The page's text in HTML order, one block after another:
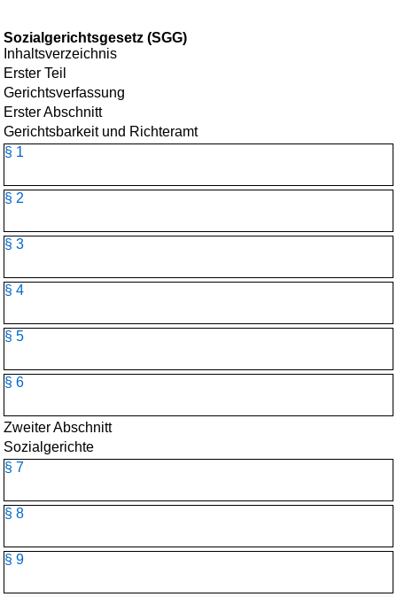
Sozialgerichtsgesetz (SGG)
Inhaltsverzeichnis
Erster Teil
Gerichtsverfassung
Erster Abschnitt
Gerichtsbarkeit und Richteramt
§ 1
§ 2
§ 3
§ 4
§ 5
§ 6
Zweiter Abschnitt
Sozialgerichte
§ 7
§ 8
§ 9